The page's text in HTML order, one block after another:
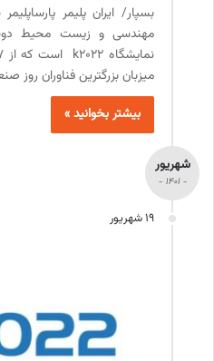
بسپار/ ایران پلیمر
مهندسی و زیست محیط
میزبان بزرگترین فناوران
بیشتر بخوانید »
شهریور
- 1401 -
19 شهریور